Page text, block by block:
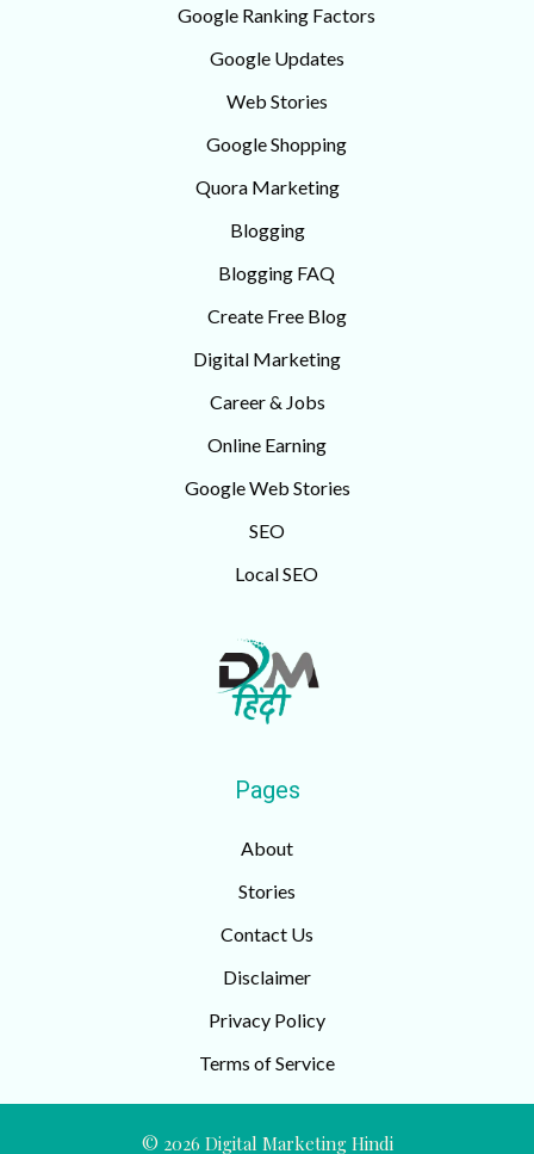
Google Ranking Factors
Google Updates
Web Stories
Google Shopping
Quora Marketing
Blogging
Blogging FAQ
Create Free Blog
Digital Marketing
Career & Jobs
Online Earning
Google Web Stories
SEO
Local SEO
Pages
About
Stories
Contact Us
Disclaimer
Privacy Policy
Terms of Service
© 2026 Digital Marketing Hindi